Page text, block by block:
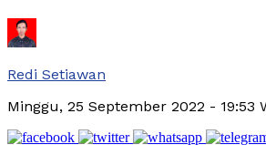
Redi Setiawan
Minggu, 25 September 2022 - 19:53